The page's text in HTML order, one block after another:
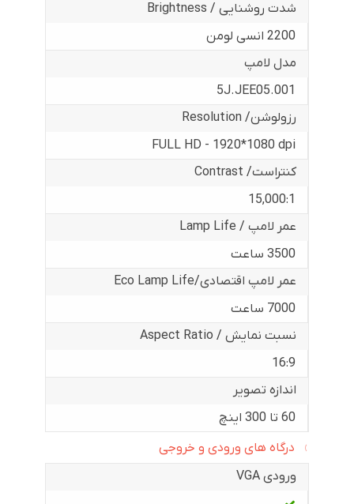
شدت روشنایی / Brightness
2200 انسی لومن
مدل لامپ
5J.JEE05.001
رزولوشن/ Resolution
FULL HD - 1920*1080 dpi
کنتراست/ Contrast
15,000:1
عمر لامپ / Lamp Life
3500 ساعت
عمر لامپ اقتصادی/Eco Lamp Life
7000 ساعت
نسبت نمایش / Aspect Ratio
16:9
اندازه تصویر
60 تا 300 اینچ
درگاه های ورودی و خروجی
ورودی VGA